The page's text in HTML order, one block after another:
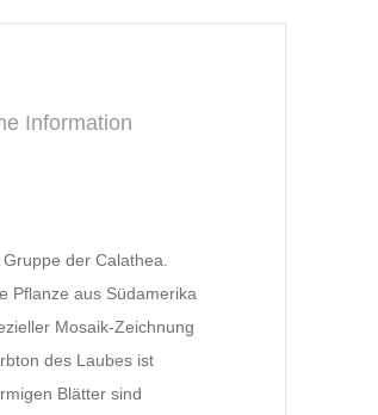
Information
der Calathea.
Pflanze aus Südamerika
Mosaik-Zeichnung
des Laubes ist
Blätter sind